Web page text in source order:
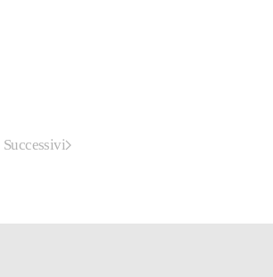
Successivi